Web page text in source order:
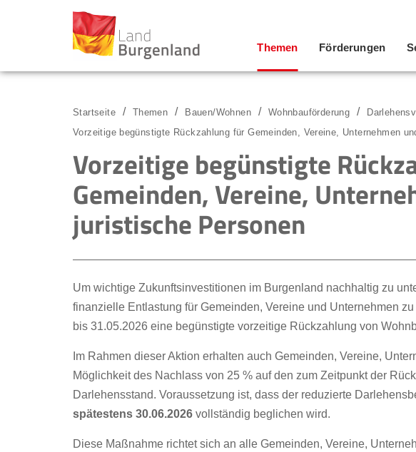
Zum Inhalt
Zum Menü
Zur Suche
Themen Förderungen
Startseite Themen Bauen/Wohnen Wohnbauförderung
Vorzeitige begünstigte Rückzahlung für Gemeinden, Vereine, Unternehmen
Vorzeitige begünstigte
Gemeinden, Vereine,
juristische Personen
Um wichtige Zukunftsinvestitionen im Burgenland nachhaltig zu
finanzielle Entlastung für Gemeinden, Vereine und Unternehmen
bis 31.05.2026 eine begünstigte vorzeitige Rückzahlung von
Im Rahmen dieser Aktion erhalten auch Gemeinden, Vereine,
Möglichkeit des Nachlass von 25 % auf den zum Zeitpunkt der
Darlehensstand. Voraussetzung ist, dass der reduzierte
spätestens 30.06.2026 vollständig beglichen wird.
Diese Maßnahme richtet sich an alle Gemeinden, Vereine,